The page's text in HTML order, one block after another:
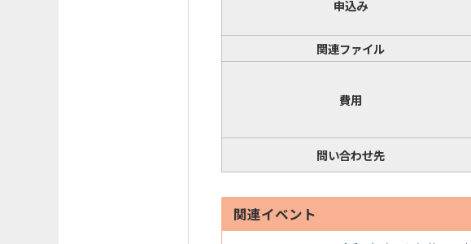
申込み
関連ファイル
費用
問い合わせ先
関連イベント